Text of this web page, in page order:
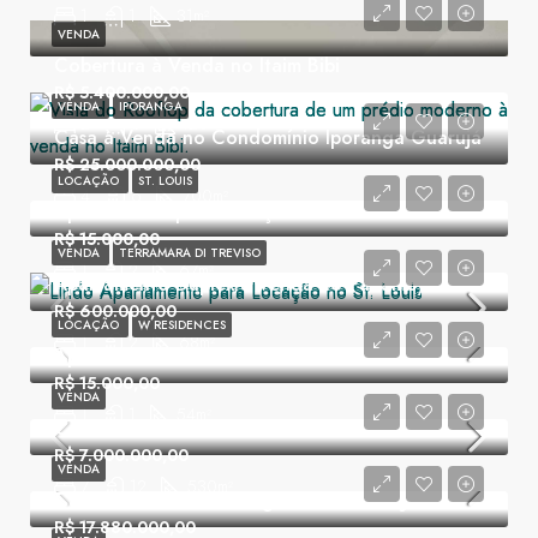
1 1 31m²
Cobertura à Venda no Itaim Bibi
2 3 120
R$ 5.400.000,00
VENDA
Casa à Venda no Condomínio Iporanga Guarujá
4 6 700
R$ 25.000.000,00
VENDA IPORANGA
Apartamento para Locação no St. Louis
1 2 67m²
R$ 15.000,00
LOCAÇÃO ST. LOUIS
Apartamento Duplex à Venda no Panamby
1 2 68m²
R$ 600.000,00
VENDA TERRAMARA DI TREVISO
Apartamento Mobiliado no W Residences
1
R$ 15.000,00
LOCAÇÃO W RESIDENCES
Casa Comercial no Pacaembu
7
R$ 7.000.000,00
VENDA
Casa no Condomínio Pignatari Cidade Jardim
R$ 17.880.000,00
VENDA